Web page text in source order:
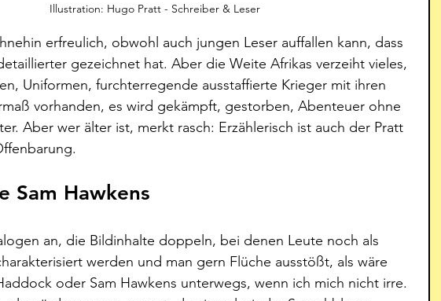
Illustration: Hugo Pratt - Schreiber & Leser
erfreulich, obwohl auch jungen Leser auffallen kann, dass
gezeichnet hat. Aber die Weite Afrikas verzeiht vieles,
Uniformen, furchterregende ausstaffierte Krieger mit ihren
vorhanden, es wird gekämpft, gestorben, Abenteuer ohne
Aber wer älter ist, merkt rasch: Erzählerisch ist auch der Pratt
Sam Hawkens
an, die Bildinhalte doppeln, bei denen Leute noch als
werden und man gern Flüche ausstößt, als wäre
oder Sam Hawkens unterwegs, wenn ich mich nicht irre.